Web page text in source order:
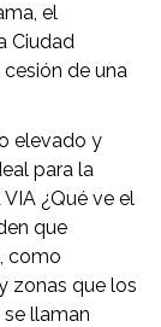
el
Ciudad
de una
elevado y
para la
¿Qué ve el
que
como
zonas que los
llaman